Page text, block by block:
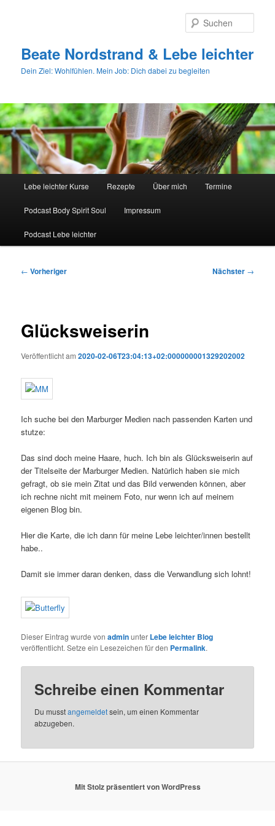
Beate Nordstrand & Lebe leichter
Dein Ziel: Wohlfühlen. Mein Job: Dich dabei zu begleiten
Lebe leichter Kurse Rezepte Über mich Termine
Podcast Body Spirit Soul Impressum
Podcast Lebe leichter
Beitragsnavigation
← Vorheriger Nächster →
Glücksweiserin
Veröffentlicht am2020-02-06T23:04:13+02:000000001329202002
Ich suche bei den Marburger Medien nach passenden Karten und
stutze:
Das sind doch meine Haare, huch. Ich bin als Glücksweiserin auf
der Titelseite der Marburger Medien. Natürlich haben sie mich
gefragt, ob sie mein Zitat und das Bild verwenden können, aber
ich rechne nicht mit meinem Foto, nur wenn ich auf meinem
eigenen Blog bin.
Hier die Karte, die ich dann für meine Lebe leichter/innen bestellt
habe..
Damit sie immer daran denken, dass die Verwandlung sich lohnt!
Dieser Eintrag wurde vonadminunter Lebe leichter Blog
veröffentlicht. Setze ein Lesezeichen für den Permalink.
Schreibe einen Kommentar
Du musstangemeldetsein, um einen Kommentar
abzugeben.
Mit Stolz präsentiert von WordPress